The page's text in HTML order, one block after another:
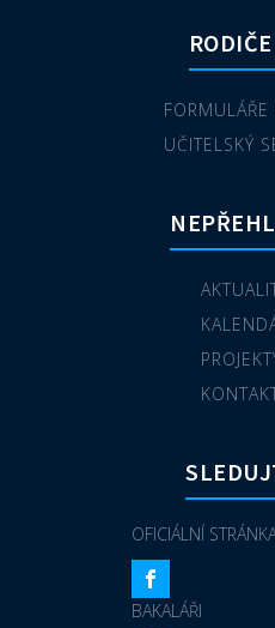
UČITELSKÝ
OFICIÁLNÍ
BAKALÁŘI